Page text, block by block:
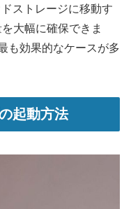
ストレージに移動す
大幅に確保できま
も効果的なケースが多
起動方法